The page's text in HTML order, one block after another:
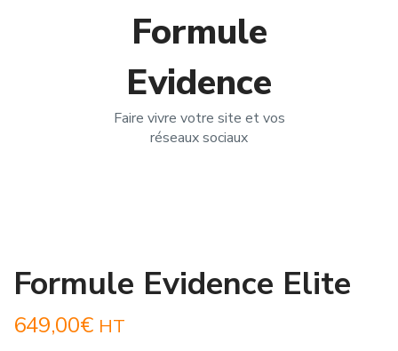
Formule
Evidence
Faire vivre votre site et vos
réseaux sociaux
Formule Evidence Elite
649,00€ HT